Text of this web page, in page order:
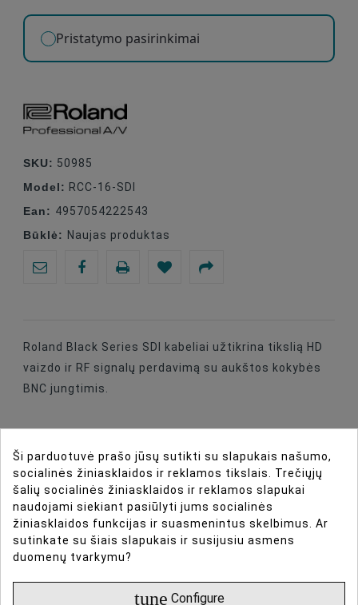
Pristatymo pasirinkimai
SKU: 50985
Model: RCC-16-SDI
Ean: 4957054222543
Būklė: Naujas produktas
Roland Black Series SDI kabeliai užtikrina tikslią HD
vaizdo ir RF signalų perdavimą su aukštos kokybės
BNC jungtimis.
DIRBTINIO INTELEKTO ASISTENTAS
DAUGIAU INFORMACIJOS
ATSILIEPIMAI
Ši parduotuvė prašo jūsų sutikti su slapukais našumo,
socialinės žiniasklaidos ir reklamos tikslais. Trečiųjų
šalių socialinės žiniasklaidos ir reklamos slapukai
naudojami siekiant pasiūlyti jums socialinės
žiniasklaidos funkcijas ir suasmenintus skelbimus. Ar
sutinkate su šiais slapukais ir susijusiu asmens
duomenų tvarkymu?
tune Configure